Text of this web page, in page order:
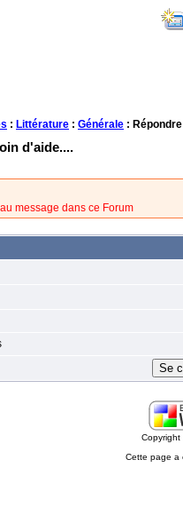
: Littérature : Générale : Répondre
d'aide....
message dans ce Forum
Cette page a